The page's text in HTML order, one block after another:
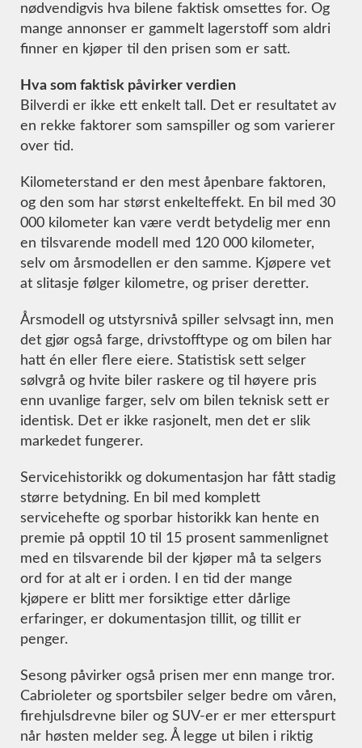
nødvendigvis hva bilene faktisk omsettes for. Og
mange annonser er gammelt lagerstoff som aldri
finner en kjøper til den prisen som er satt.
Hva som faktisk påvirker verdien
Bilverdi er ikke ett enkelt tall. Det er resultatet av
en rekke faktorer som samspiller og som varierer
over tid.
Kilometerstand er den mest åpenbare faktoren,
og den som har størst enkelteffekt. En bil med 30
000 kilometer kan være verdt betydelig mer enn
en tilsvarende modell med 120 000 kilometer,
selv om årsmodellen er den samme. Kjøpere vet
at slitasje følger kilometre, og priser deretter.
Årsmodell og utstyrsnivå spiller selvsagt inn, men
det gjør også farge, drivstofftype og om bilen har
hatt én eller flere eiere. Statistisk sett selger
sølvgrå og hvite biler raskere og til høyere pris
enn uvanlige farger, selv om bilen teknisk sett er
identisk. Det er ikke rasjonelt, men det er slik
markedet fungerer.
Servicehistorikk og dokumentasjon har fått stadig
større betydning. En bil med komplett
servicehefte og sporbar historikk kan hente en
premie på opptil 10 til 15 prosent sammenlignet
med en tilsvarende bil der kjøper må ta selgers
ord for at alt er i orden. I en tid der mange
kjøpere er blitt mer forsiktige etter dårlige
erfaringer, er dokumentasjon tillit, og tillit er
penger.
Sesong påvirker også prisen mer enn mange tror.
Cabrioleter og sportsbiler selger bedre om våren,
firehjulsdrevne biler og SUV-er er mer etterspurt
når høsten melder seg. Å legge ut bilen i riktig